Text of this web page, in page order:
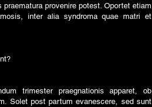
provenire potest. Oportet etiam
inter alia syndroma quae matri et
trimester praegnationis apparet, ob
Solet post partum evanescere, sed sunt